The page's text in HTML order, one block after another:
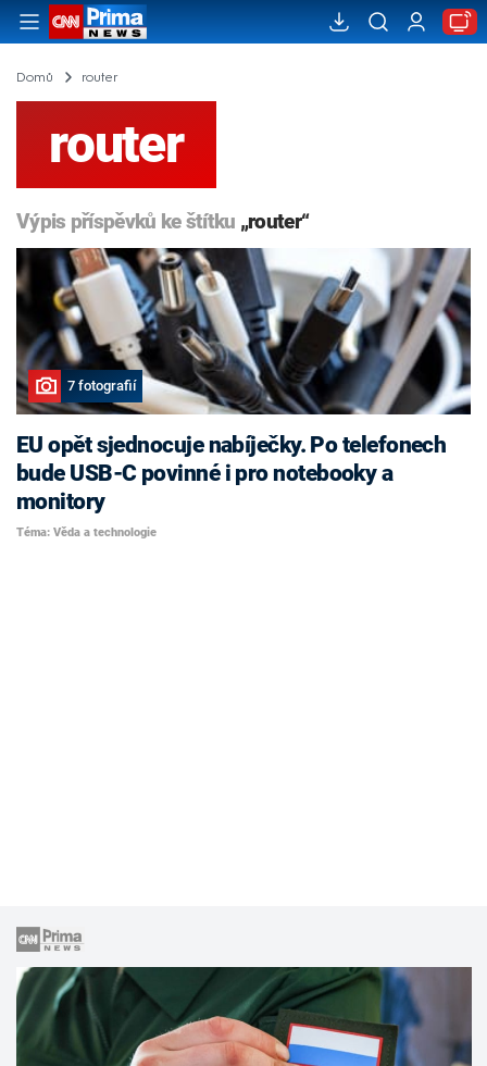
Domů router
router
Výpis příspěvků ke štítku „router“
7 fotografií
EU opět sjednocuje nabíječky. Po telefonech
bude USB-C povinné i pro notebooky a
monitory
Téma: Věda a technologie